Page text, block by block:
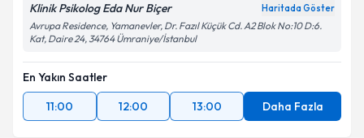
Klinik Psikolog Eda Nur Biçer Haritada Göster
Avrupa Residence, Yamanevler, Dr. Fazıl Küçük Cd. A2 Blok No:10 D:6.
Kat, Daire 24, 34764 Ümraniye/İstanbul
En Yakın Saatler
11:00
12:00 13:00 Daha Fazla